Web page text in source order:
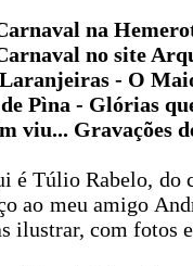
na
no site
- O
Pìna - Glórias
viu... Gravações
é Túlio Rabelo, do
ao meu amigo
ilustrar, com